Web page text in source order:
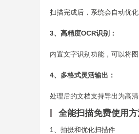
扫描完成后，系统会自动优
3、高精度OCR识别：
内置文字识别功能，可以将
4、多格式灵活输出：
处理后的文档支持导出为高
全能扫描免费使用方
1、拍摄和优化扫描件